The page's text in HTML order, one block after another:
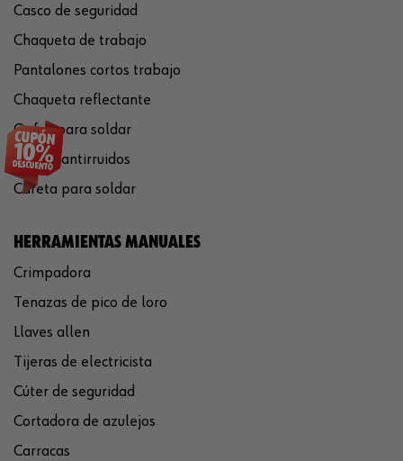
Casco de seguridad
Chaqueta de trabajo
Pantalones cortos trabajo
Chaqueta reflectante
Gafas para soldar
Cascos antirruidos
Careta para soldar
HERRAMIENTAS MANUALES
Crimpadora
Tenazas de pico de loro
Llaves allen
Tijeras de electricista
Cúter de seguridad
Cortadora de azulejos
Carracas